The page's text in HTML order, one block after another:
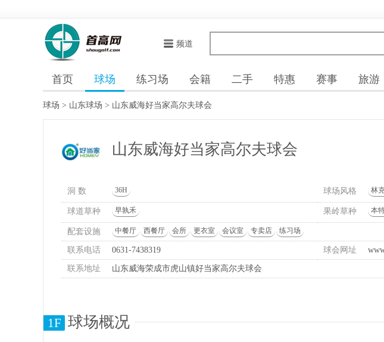
频道
首页 球场 练习场 会籍 二手 特惠 赛事 旅游
球场 > 山东球场 > 山东威海好当家高尔夫球会
山东威海好当家高尔夫球会
洞 数 36H 球场风格 林
球道草种 早孰禾 果岭草种 本
配套设施 中餐厅 西餐厅 会所 更衣室 会议室 专卖店 练习场
联系电话 0631-7438319 球会网址
联系地址
山东威海荣成市虎山镇好当家高尔夫球会
1F 球场概况